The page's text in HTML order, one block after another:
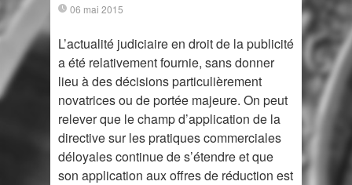
06 mai 2015
L’actualité judiciaire en droit de la publicité
a été relativement fournie, sans donner
lieu à des décisions particulièrement
novatrices ou de portée majeure. On peut
relever que le champ d’application de la
directive sur les pratiques commerciales
déloyales continue de s’étendre et que
son application aux offres de réduction est